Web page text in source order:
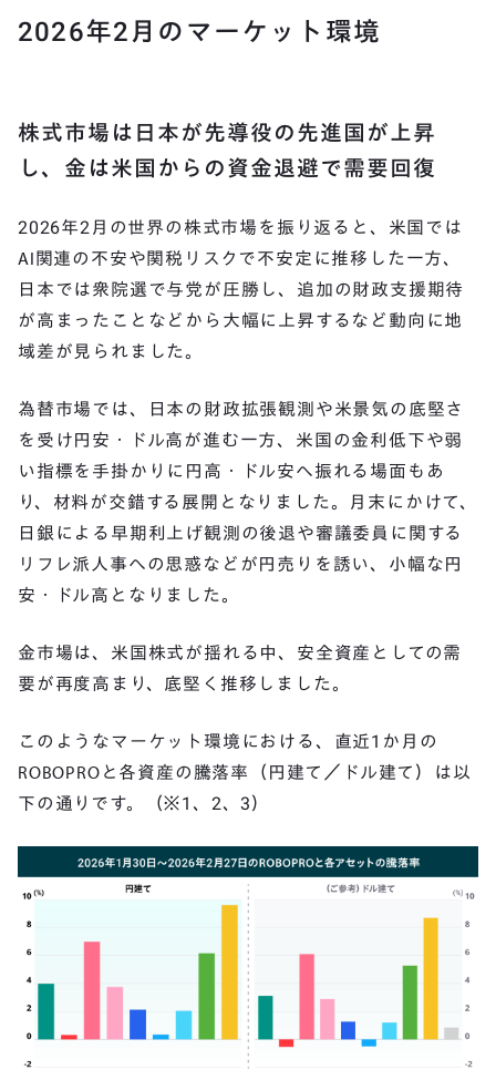
2026年2月のマーケット環境
株式市場は日本が先導役の先進国が上昇
し、金は米国からの資金退避で需要回復
2026年2月の世界の株式市場を振り返ると、米国では
AI関連の不安や関税リスクで不安定に推移した一方、
日本では衆院選で与党が圧勝し、追加の財政支援期待
が高まったことなどから大幅に上昇するなど動向に地
域差が見られました。
為替市場では、日本の財政拡張観測や米景気の底堅さ
を受け円安・ドル高が進む一方、米国の金利低下や弱
い指標を手掛かりに円高・ドル安へ振れる場面もあ
り、材料が交錯する展開となりました。月末にかけて、
日銀による早期利上げ観測の後退や審議委員に関する
リフレ派人事への思惑などが円売りを誘い、小幅な円
安・ドル高となりました。
金市場は、米国株式が揺れる中、安全資産としての需
要が再度高まり、底堅く推移しました。
このようなマーケット環境における、直近1か月の
ROBOPROと各資産の騰落率（円建て／ドル建て）は以
下の通りです。（※1、2、3）